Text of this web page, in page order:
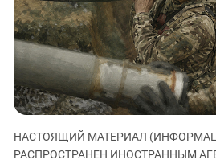
КАВКАЗ
Дагестан
Ингушетия
Кабардино-Балкария
Калмыкия
Карачаево-Черкесия
Краснодарский край
НАСТОЯЩИЙ МАТЕРИАЛ
РАСПРОСТРАНЕН ИНОСТРАННЫМ